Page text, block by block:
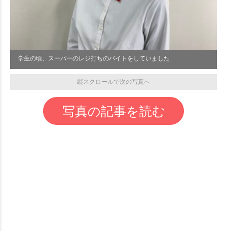
学生の頃、スーパーのレジ打ちのバイトをしていました
縦スクロールで次の写真へ
写真の記事を読む